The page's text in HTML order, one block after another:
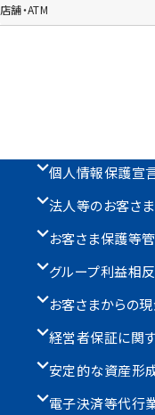
店舗・ATM
個人情報保護宣
法人等のお客さ
お客さま保護等
グループ利益相
お客さまからの
経営者保証に関
安定的な資産形
電子決済等代行